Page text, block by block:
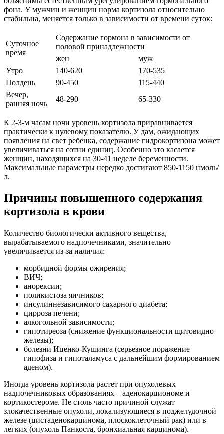
фона. У мужчин и женщин норма кортизола относительно
стабильна, меняется только в зависимости от времени суток:
Суточное
время
Содержание гормона в зависимости от
половой принадлежности
жен
муж
Утро
140-620
170-535
Полдень
90-450
115-440
Вечер,
ранняя ночь
48-290 65-330
К 2-3-м часам ночи уровень кортизола приравнивается
практически к нулевому показателю. У дам, ожидающих
появления на свет ребенка, содержание гидрокортизона может
увеличиваться на сотни единиц. Особенно это касается
женщин, находящихся на 30-41 неделе беременности.
Максимальные параметры нередко достигают 850-1150 нмоль/
л.
Причины повышенного содержания
кортизола в крови
Количество биологически активного вещества,
вырабатываемого надпочечниками, значительно
увеличивается из-за наличия:
морбидной формы ожирения;
ВИЧ;
анорексии;
поликистоза яичников;
инсулиннезависимого сахарного диабета;
цирроза печени;
алкогольной зависимости;
гипотиреоза (снижение функциональности щитовидно
железы);
болезни Иценко-Кушинга (серьезное поражение
гипофиза и гипоталамуса с дальнейшим формированием
аденом).
Иногда уровень кортизола растет при опухолевых
надпочечниковых образованиях – аденокарциономе и
кортикостероме. Не столь часто причиной служат
злокачественные опухоли, локализующиеся в поджелудочной
железе (цистаденокарцинома, плоскоклеточный рак) или в
легких (опухоль Панкоста, бронхиальная карцинома).